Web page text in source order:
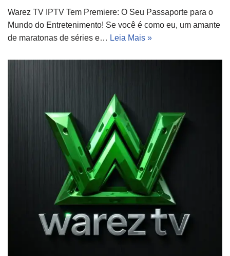
Warez TV IPTV Tem Premiere: O Seu Passaporte para o
Mundo do Entretenimento! Se você é como eu, um amante
de maratonas de séries e… Leia Mais »